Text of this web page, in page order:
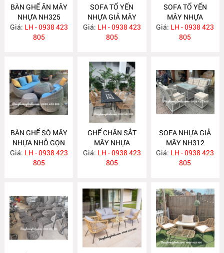
BÀN GHẾ ĂN MÂY
NHỰA NH325
Giá: LH - 0938 423
805
SOFA TỔ YẾN
NHỰA GIẢ MÂY
NH321
Giá: LH - 0938 423
805
SOFA TỔ YẾN
MÂY NHỰA
NH315
Giá: LH - 0938 423
805
BÀN GHẾ SÒ MÂY
NHỰA NHỎ GỌN
NH314
Giá: LH - 0938 423
805
GHẾ CHÂN SẮT
MÂY NHỰA
NH313
Giá: LH - 0938 423
805
SOFA NHỰA GIẢ
MÂY NH312
Giá: LH - 0938 423
805